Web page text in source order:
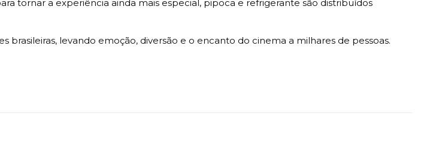
tornar a experiência ainda mais especial, pipoca e refrigerante são distribuídos
brasileiras, levando emoção, diversão e o encanto do cinema a milhares de pessoas.